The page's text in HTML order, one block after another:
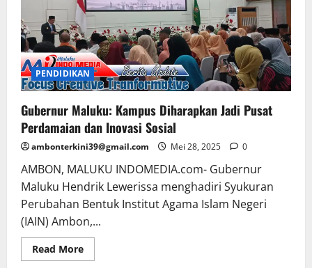
PENDIDIKAN
Gubernur Maluku: Kampus Diharapkan Jadi Pusat
Perdamaian dan Inovasi Sosial
ambonterkini39@gmail.com Mei 28, 2025 0
AMBON, MALUKU INDOMEDIA.com- Gubernur
Maluku Hendrik Lewerissa menghadiri Syukuran
Perubahan Bentuk Institut Agama Islam Negeri
(IAIN) Ambon,...
Read More